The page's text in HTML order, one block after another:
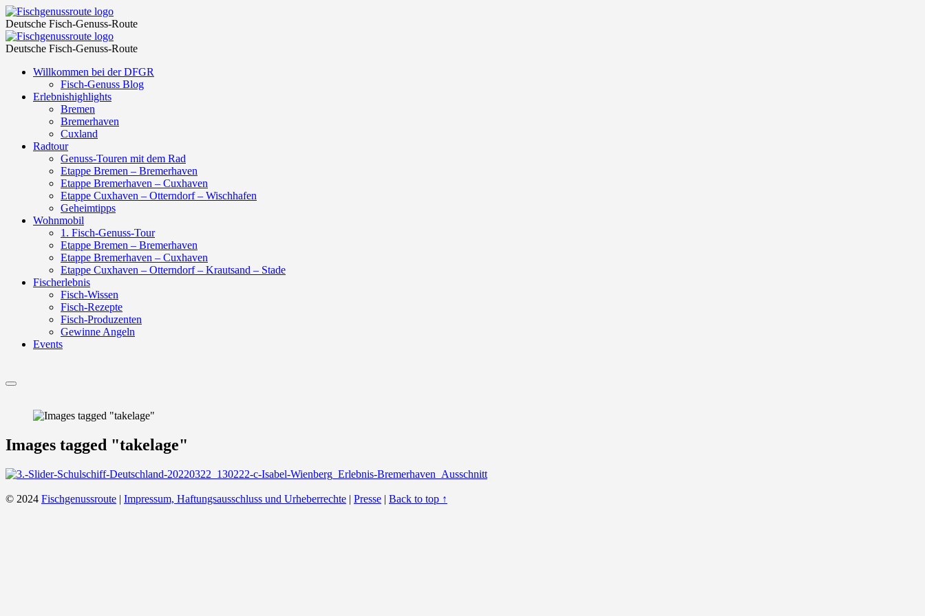
Takelage
–
Fischgenussroute
Fischgenussroute
Deutsche Fisch-Genuss-Route
Takelage
–
Fischgenussroute
Fischgenussroute
Deutsche Fisch-Genuss-Route
Skip
content
Willkommen bei der DFGR
Fisch-Genuss Blog
Erlebnishighlights
Bremen
Bremerhaven
Cuxland
Radtour
Genuss-Touren mit dem Rad
Etappe Bremen – Bremerhaven
Etappe Bremerhaven – Cuxhaven
Etappe Cuxhaven – Otterndorf – Wischhafen
Geheimtipps
Wohnmobil
1. Fisch-Genuss-Tour
Etappe Bremen – Bremerhaven
Etappe Bremerhaven – Cuxhaven
Etappe Cuxhaven – Otterndorf – Krautsand – Stade
Fischerlebnis
Fisch-Wissen
Fisch-Rezepte
Fisch-Produzenten
Gewinne Angeln
Events
Menu
Images tagged "takelage"
© 2024 Fischgenussroute | Impressum, Haftungsausschluss und Urheberrechte | Presse | Back to top ↑